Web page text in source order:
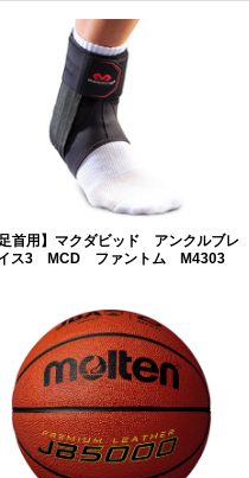
首用】マクダビッド アンクルブレ
ス3 MCD ファントム M4303